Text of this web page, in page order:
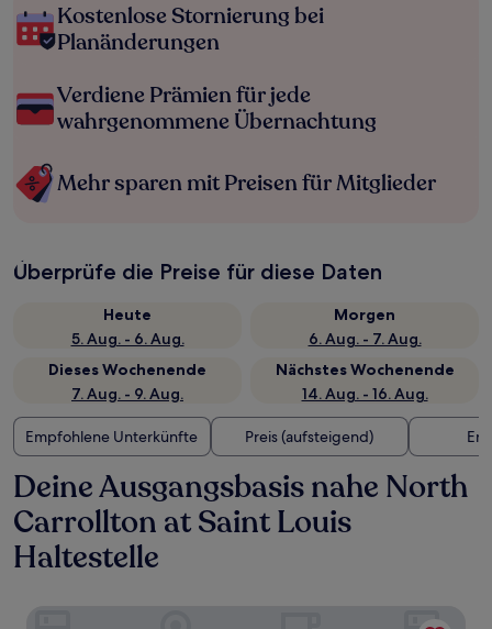
Kostenlose Stornierung bei
Planänderungen
Verdiene Prämien für jede
wahrgenommene Übernachtung
Mehr sparen mit Preisen für Mitglieder
Überprüfe die Preise für diese Daten
Heute
5. Aug. - 6. Aug.
Morgen
6. Aug. - 7. Aug.
Dieses Wochenende
7. Aug. - 9. Aug.
Nächstes Wochenende
14. Aug. - 16. Aug.
Empfohlene Unterkünfte Preis (aufsteigend)
Deine Ausgangsbasis nahe North
Carrollton at Saint Louis
Haltestelle